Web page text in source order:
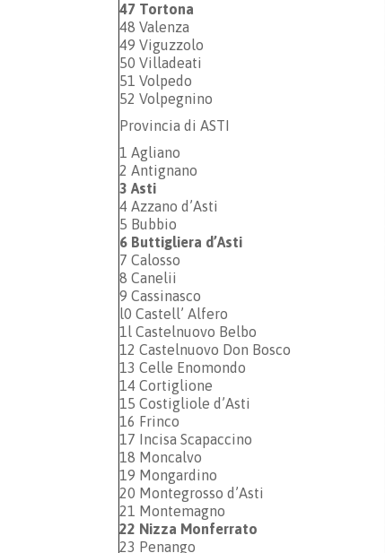
47 Tortona
48 Valenza
49 Viguzzolo
50 Villadeati
51 Volpedo
52 Volpegnino
Provincia di ASTI
1 Agliano
2 Antignano
3 Asti
4 Azzano d’Asti
5 Bubbio
6 Buttigliera d’Asti
7 Calosso
8 Canelii
9 Cassinasco
l0 Castell’ Alfero
1l Castelnuovo Belbo
12 Castelnuovo Don Bosco
13 Celle Enomondo
14 Cortiglione
15 Costigliole d’Asti
16 Frinco
17 Incisa Scapaccino
18 Moncalvo
19 Mongardino
20 Montegrosso d’Asti
21 Montemagno
22 Nizza Monferrato
23 Penango